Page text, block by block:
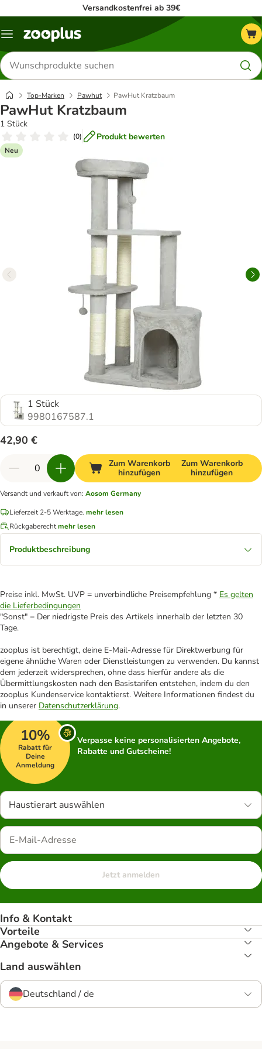
Versandkostenfrei ab 39€
Menü
Produkte
suchen
Top-Marken Pawhut PawHut Kratzbaum
PawHut Kratzbaum
1 Stück
(0) Produkt bewerten
Neu
1 Stück
9980167587.1
42,90 €
Zum Warenkorb
hinzufügen
Zum Warenkorb
hinzufügen
Versandt und verkauft von: Aosom Germany
Lieferzeit 2-5 Werktage. mehr lesen
Rückgaberechtmehr lesen
Produktbeschreibung
Preise inkl. MwSt. UVP = unverbindliche Preisempfehlung * Es gelten
die Lieferbedingungen
"Sonst" = Der niedrigste Preis des Artikels innerhalb der letzten 30
Tage.
zooplus ist berechtigt, deine E-Mail-Adresse für Direktwerbung für
eigene ähnliche Waren oder Dienstleistungen zu verwenden. Du kannst
dem jederzeit widersprechen, ohne dass hierfür andere als die
Übermittlungskosten nach den Basistarifen entstehen, indem du den
zooplus Kundenservice kontaktierst. Weitere Informationen findest du
in unserer Datenschutzerklärung.
10%
Rabatt für
Deine
Anmeldung
Verpasse keine personalisierten Angebote,
Rabatte und Gutscheine!
Haustierart auswählen
Jetzt anmelden
Info & Kontakt
Vorteile
Angebote & Services
Land auswählen
Deutschland / de